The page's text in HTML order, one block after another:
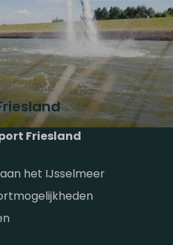
Friesland
het IJsselmeer